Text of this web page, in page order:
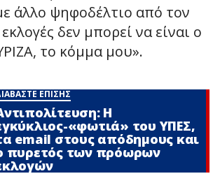
άλλο ψηφοδέλτιο από τον
δεν μπορεί να είναι ο
το κόμμα μου».
ΕΠΙΣΗΣ
Η
«φωτιά» του ΥΠΕΣ,
email στους απόδημους και
πυρετός των πρόωρων